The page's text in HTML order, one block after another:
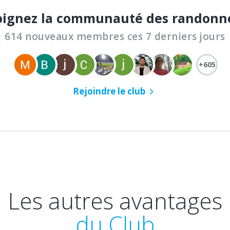
la communauté des
614 nouveaux membres ces 7 derniers jours
+605
Rejoindre le club
Les autres avantages